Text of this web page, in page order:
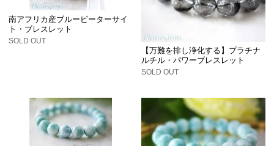
南アフリカ産ブルーピーターサイ
ト・ブレスレット
SOLD OUT
【万難を排し浄化する】プラチナ
ルチル・パワーブレスレット
SOLD OUT